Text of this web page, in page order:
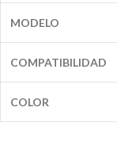
MODELO
COMPATIBILIDAD
COLOR